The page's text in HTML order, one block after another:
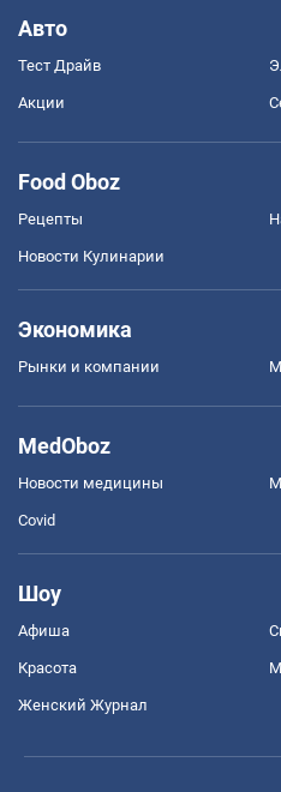
Авто
Тест Драйв
Акции
Food Oboz
Рецепты
Новости Кулинарии
Экономика
Рынки и компании
MedOboz
Новости медицины
Covid
Шоу
Афиша
Красота
Женский Журнал